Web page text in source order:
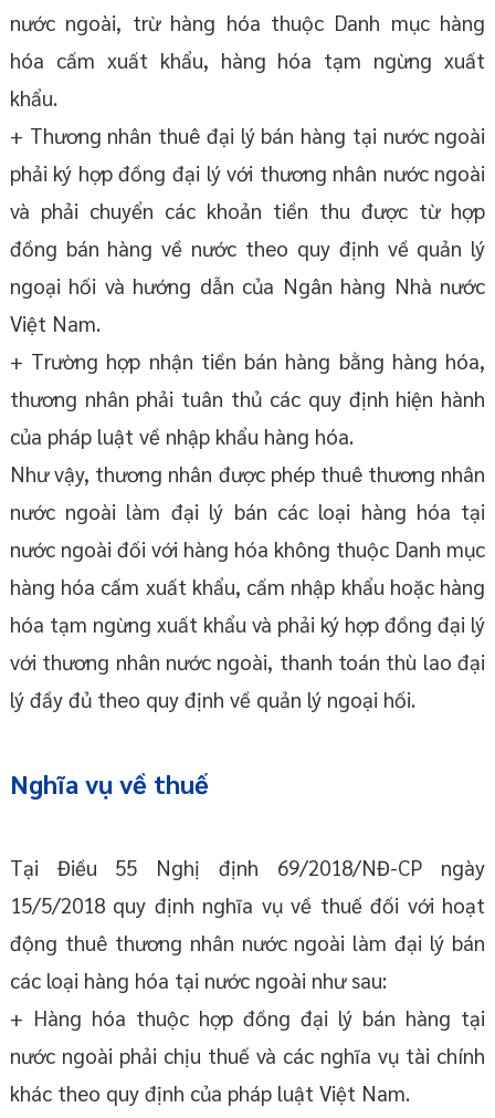
nước ngoài, trừ hàng hóa thuộc Danh mục hàng
hóa cấm xuất khẩu, hàng hóa tạm ngừng xuất
khẩu.
+ Thương nhân thuê đại lý bán hàng tại nước ngoài
phải ký hợp đồng đại lý với thương nhân nước ngoài
và phải chuyển các khoản tiền thu được từ hợp
đồng bán hàng về nước theo quy định về quản lý
ngoại hối và hướng dẫn của Ngân hàng Nhà nước
Việt Nam.
+ Trường hợp nhận tiền bán hàng bằng hàng hóa,
thương nhân phải tuân thủ các quy định hiện hành
của pháp luật về nhập khẩu hàng hóa.
Như vậy, thương nhân được phép thuê thương nhân
nước ngoài làm đại lý bán các loại hàng hóa tại
nước ngoài đối với hàng hóa không thuộc Danh mục
hàng hóa cấm xuất khẩu, cấm nhập khẩu hoặc hàng
hóa tạm ngừng xuất khẩu và phải ký hợp đồng đại lý
với thương nhân nước ngoài, thanh toán thù lao đại
lý đầy đủ theo quy định về quản lý ngoại hối.
Nghĩa vụ về thuế
Tại Điều 55 Nghị định 69/2018/NĐ-CP ngày
15/5/2018 quy định nghĩa vụ về thuế đối với hoạt
động thuê thương nhân nước ngoài làm đại lý bán
các loại hàng hóa tại nước ngoài như sau:
+ Hàng hóa thuộc hợp đồng đại lý bán hàng tại
nước ngoài phải chịu thuế và các nghĩa vụ tài chính
khác theo quy định của pháp luật Việt Nam.